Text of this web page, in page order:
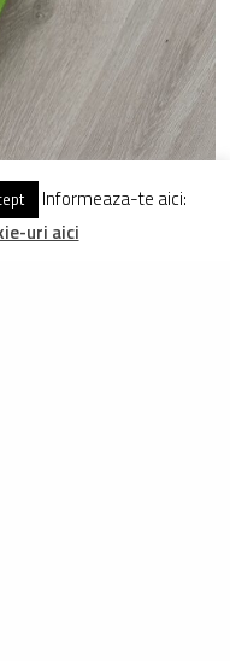
pentru centerlock,
Informeaza-te aici:
uri aici